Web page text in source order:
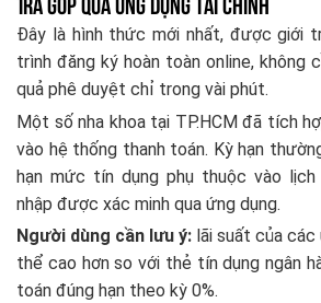
Đây là hình thức mới nhất, được giới
trình đăng ký hoàn toàn online, không
quả phê duyệt chỉ trong vài phút.
Một số nha khoa tại TP.HCM đã tích
vào hệ thống thanh toán. Kỳ hạn
hạn mức tín dụng phụ thuộc vào
nhập được xác minh qua ứng dụng.
Người dùng cần lưu ý: lãi suất của
thể cao hơn so với thẻ tín dụng ngân
toán đúng hạn theo kỳ 0%.